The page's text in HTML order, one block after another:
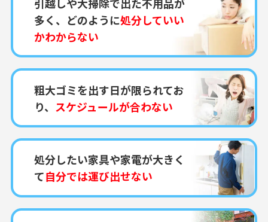
多く、どのように処分していい
かわからない
粗大ゴミを出す日が限られてお
り、 スケジュールが合わない
処分したい家具や家電が大きく
て自分では運び出せない